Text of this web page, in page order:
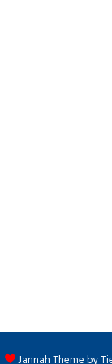
Jannah Theme by